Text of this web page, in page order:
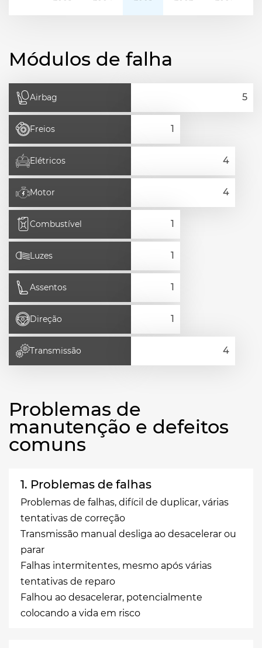
Módulos de falha
Airbag
Freios
Elétricos
Motor
Combustível
Luzes
Assentos
Direção
Transmissão
Problemas de
manutenção e defeitos
comuns
1. Problemas de falhas
Problemas de falhas, difícil de duplicar, várias
tentativas de correção
Transmissão manual desliga ao desacelerar ou
parar
Falhas intermitentes, mesmo após várias
tentativas de reparo
Falhou ao desacelerar, potencialmente
colocando a vida em risco